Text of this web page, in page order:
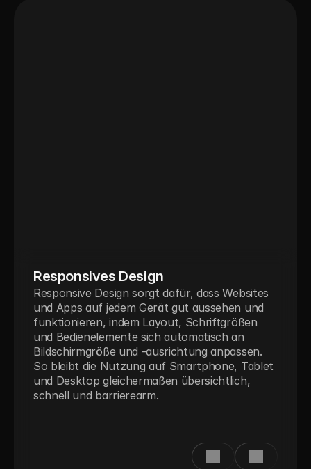
Responsives Design
Responsive Design sorgt dafür, dass Websites
und Apps auf jedem Gerät gut aussehen und
funktionieren, indem Layout, Schriftgrößen
und Bedienelemente sich automatisch an
Bildschirmgröße und -ausrichtung anpassen.
So bleibt die Nutzung auf Smartphone, Tablet
und Desktop gleichermaßen übersichtlich,
schnell und barrierearm.